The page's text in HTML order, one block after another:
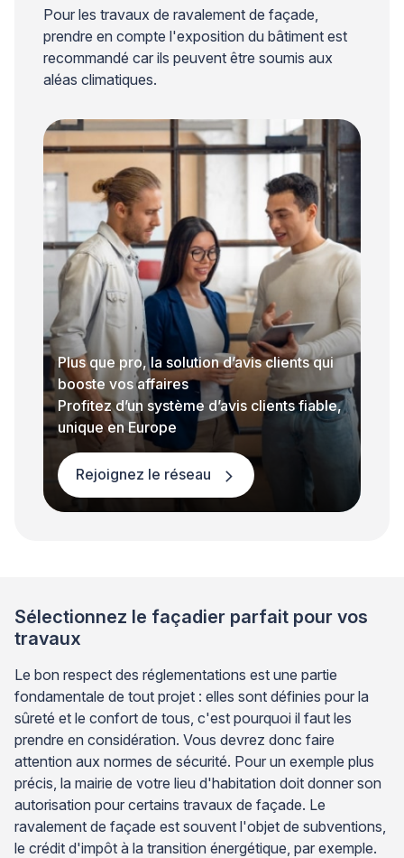
Pour les travaux de ravalement de façade,
prendre en compte l'exposition du bâtiment est
recommandé car ils peuvent être soumis aux
aléas climatiques.
Plus que pro, la solution d’avis clients qui
booste vos affaires
Profitez d’un système d’avis clients fiable,
unique en Europe
Rejoignez le réseau
Sélectionnez le façadier parfait pour vos
travaux
Le bon respect des réglementations est une partie
fondamentale de tout projet : elles sont définies pour la
sûreté et le confort de tous, c'est pourquoi il faut les
prendre en considération. Vous devrez donc faire
attention aux normes de sécurité. Pour un exemple plus
précis, la mairie de votre lieu d'habitation doit donner son
autorisation pour certains travaux de façade. Le
ravalement de façade est souvent l'objet de subventions,
le crédit d'impôt à la transition énergétique, par exemple.